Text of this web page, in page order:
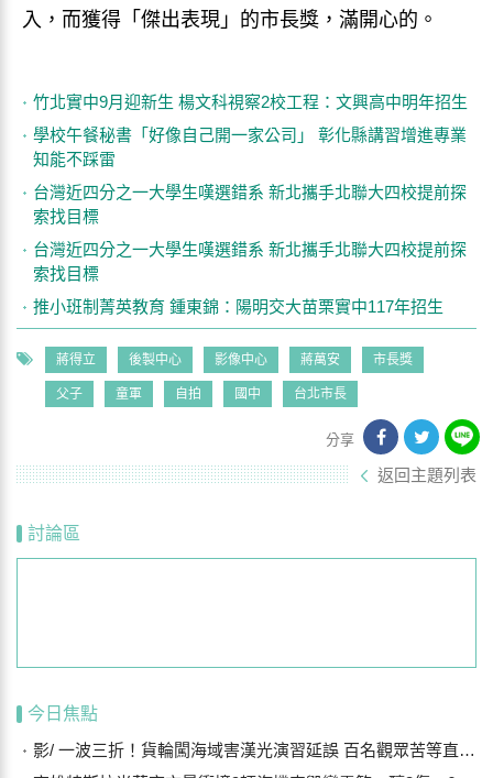
入，而獲得「傑出表現」的市長獎，滿開心的。
竹北實中9月迎新生 楊文科視察2校工程：文興高中明年招生
學校午餐秘書「好像自己開一家公司」 彰化縣講習增進專業
知能不踩雷
台灣近四分之一大學生嘆選錯系 新北攜手北聯大四校提前探
索找目標
台灣近四分之一大學生嘆選錯系 新北攜手北聯大四校提前探
索找目標
推小班制菁英教育 鍾東錦：陽明交大苗栗實中117年招生
蔣得立 後製中心 影像中心 蔣萬安 市長獎
父子 童軍 自拍 國中 台北市長
分享
返回主題列表
討論區
今日焦點
影/ 一波三折！貨輪闖海域害漢光演習延誤 百名觀眾苦等直呼可惜